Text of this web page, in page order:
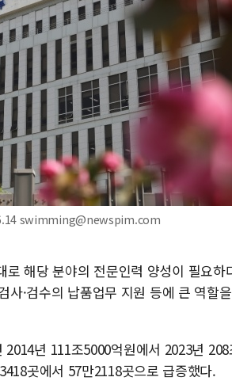
swimming@newspim.com
해당 분야의 전문인력 양성이 필요하
·검수의 납품업무 지원 등에 큰 역할
년 111조5000억원에서 2023년 208
곳에서 57만2118곳으로 급증했다.